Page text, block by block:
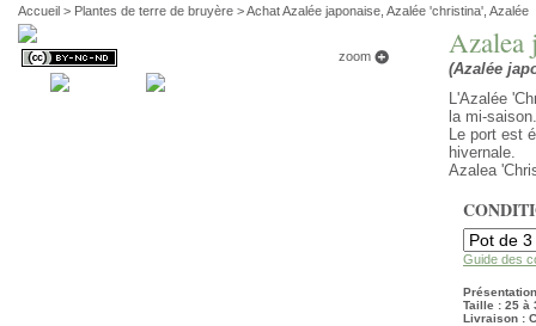
Accueil > Plantes de terre de bruyère >Achat Azalée japonaise, Azalée 'christina', Azalée
zoom Azalea
(Azalée
L'Azalée
la mi-
Le port est
hivernale.
Azalea
Guide des
Taille : 25 à
Livraison :